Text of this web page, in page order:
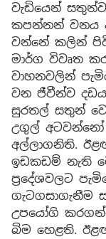
වැඩියෙන්
කපන්නන් වනය
වන්නේ කලින්
මාර්ග විවෘත
වාහනවලින්
වන ජීවීන්ව
සුරතල් සතුන්
උගුල්
අල්ලාගනිති.
ඉඩකඩම් නැති
ප්‍රදේශවලට
ගැටගසාගැනීම
උපයෝගි
බිම හෙළති.